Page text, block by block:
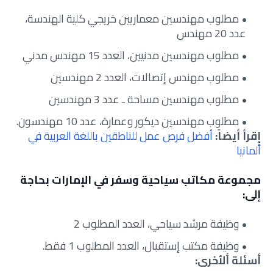
مطلوب مهندسين معماريين خريجي كلية الهندسة،
عدد 20 مهندس
مطلوب مهندسين مدنيين، العدد 15 مهندس مدني
مطلوب مهندس إتصالات، العدد 2 مهندسين
مطلوب مهندسين مساحة ـ عدد 3 مهندسين
مطلوب مهندسين ديكور وعمارة، عدد 10 مهندسون.
إقرأ أيضاً:أفضل فرص عمل للناطقين باللغة العربية في
ألمانيا
مجموعة مكاتب سياحية وسفر في الإمارات بحاجة
إلى:
وظيفة مرشد سياحي، العدد المطلوب 2
وظيفة مكتب إستقبال، العدد المطلوب 1 فقط.
أسئلة ألأخرى: